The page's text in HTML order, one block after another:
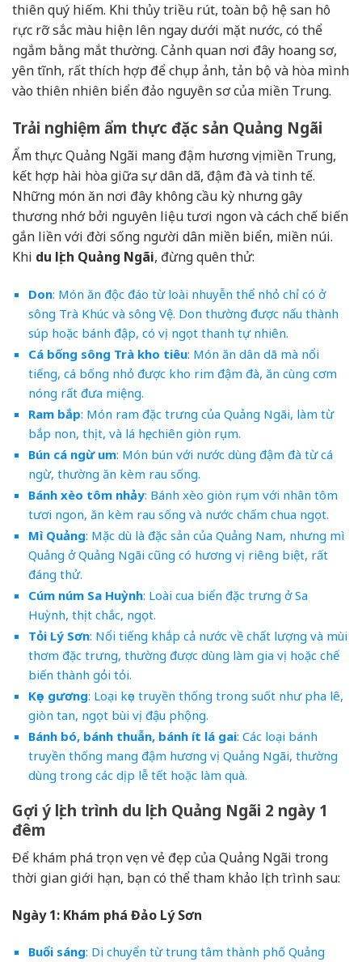
thiên quý hiếm. Khi thủy triều rút, toàn bộ hệ san hô
rực rỡ sắc màu hiện lên ngay dưới mặt nước, có thể
ngắm bằng mắt thường. Cảnh quan nơi đây hoang sơ,
yên tĩnh, rất thích hợp để chụp ảnh, tản bộ và hòa mình
vào thiên nhiên biển đảo nguyên sơ của miền Trung.
Trải nghiệm ẩm thực đặc sản Quảng Ngãi
Ẩm thực Quảng Ngãi mang đậm hương vị miền Trung,
kết hợp hài hòa giữa sự dân dã, đậm đà và tinh tế.
Những món ăn nơi đây không cầu kỳ nhưng gây
thương nhớ bởi nguyên liệu tươi ngon và cách chế biến
gắn liền với đời sống người dân miền biển, miền núi.
Khi du lịch Quảng Ngãi, đừng quên thử:
Don: Món ăn độc đáo từ loài nhuyễn thể nhỏ chỉ có ở
sông Trà Khúc và sông Vệ. Don thường được nấu thành
súp hoặc bánh đập, có vị ngọt thanh tự nhiên.
Cá bống sông Trà kho tiêu: Món ăn dân dã mà nổi
tiếng, cá bống nhỏ được kho rim đậm đà, ăn cùng cơm
nóng rất đưa miệng.
Ram bắp: Món ram đặc trưng của Quảng Ngãi, làm từ
bắp non, thịt, và lá hẹ, chiên giòn rụm.
Bún cá ngừ um: Món bún với nước dùng đậm đà từ cá
ngừ, thường ăn kèm rau sống.
Bánh xèo tôm nhảy: Bánh xèo giòn rụm với nhân tôm
tươi ngon, ăn kèm rau sống và nước chấm chua ngọt.
Mì Quảng: Mặc dù là đặc sản của Quảng Nam, nhưng mì
Quảng ở Quảng Ngãi cũng có hương vị riêng biệt, rất
đáng thử.
Cúm núm Sa Huỳnh: Loài cua biển đặc trưng ở Sa
Huỳnh, thịt chắc, ngọt.
Tỏi Lý Sơn: Nổi tiếng khắp cả nước về chất lượng và mùi
thơm đặc trưng, thường được dùng làm gia vị hoặc chế
biến thành gỏi tỏi.
Kẹo gương: Loại kẹo truyền thống trong suốt như pha lê,
giòn tan, ngọt bùi vị đậu phộng.
Bánh bó, bánh thuẫn, bánh ít lá gai: Các loại bánh
truyền thống mang đậm hương vị Quảng Ngãi, thường
dùng trong các dịp lễ tết hoặc làm quà.
Gợi ý lịch trình du lịch Quảng Ngãi 2 ngày 1
đêm
Để khám phá trọn vẹn vẻ đẹp của Quảng Ngãi trong
thời gian giới hạn, bạn có thể tham khảo lịch trình sau:
Ngày 1: Khám phá Đảo Lý Sơn
Buổi sáng: Di chuyển từ trung tâm thành phố Quảng